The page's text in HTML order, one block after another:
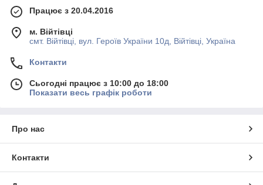
Працює з 20.04.2016
м. Війтівці
смт. Війтівці, вул. Героїв України 10д, Війтівці, Україна
Контакти
Сьогодні працює з 10:00 до 18:00
Показати весь графік роботи
Про нас
Контакти